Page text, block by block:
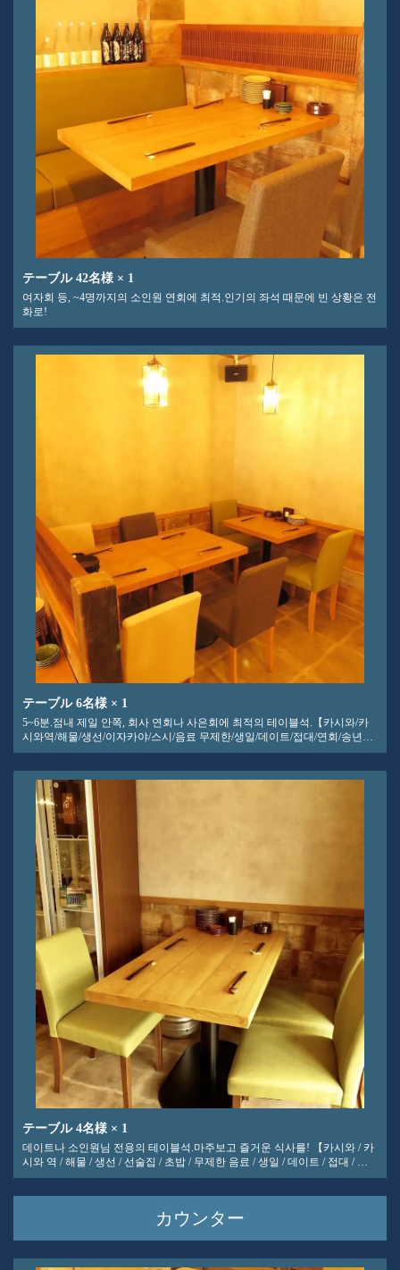
テーブル42名様 × 1
여자회 등, ~4명까지의 소인원 연회에 최적.인기의 좌석 때문에 빈 상황은 전
화로!
テーブル6名様 × 1
5~6분.점내 제일 안쪽, 회사 연회나 사은회에 최적의 테이블석.【카시와/카
시와역/해물/생선/이자카야/스시/음료 무제한/생일/데이트/접대/연회/송년회/
신년회]
テーブル4名様 × 1
데이트나 소인원님 전용의 테이블석.마주보고 즐거운 식사를! 【카시와 / 카
시와 역 / 해물 / 생선 / 선술집 / 초밥 / 무제한 음료 / 생일 / 데이트 / 접대 / 연
회 / 연말 파티 / 새해 파티]
カウンター